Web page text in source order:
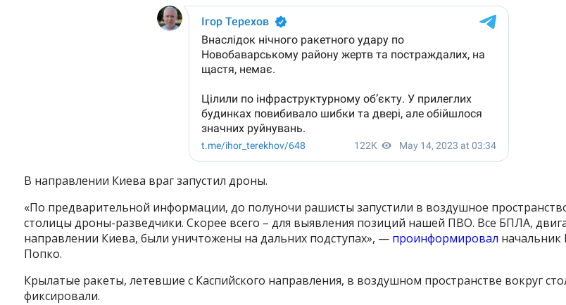
В направлении Киева враг запустил дроны.
«По предварительной информации, до полуночи рашисты запустили в воздушное
столицы дроны-разведчики. Скорее всего – для выявления позиций нашей ПВО. Все БПЛА,
направлении Киева, были уничтожены на дальних подступах», — проинформировал начальник
Попко.
Крылатые ракеты, летевшие с Каспийского направления, в воздушном пространстве вокруг
фиксировали.